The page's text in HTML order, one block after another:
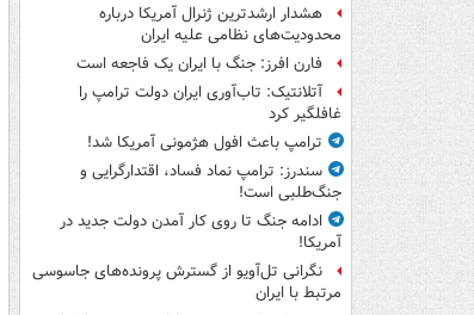
هشدار ارشدترین ژنرال آمریکا درباره
محدودیت‌های نظامی علیه ایران
فارن افرز: جنگ با ایران یک فاجعه است
آتلانتیک: تاب‌آوری ایران دولت ترامپ را
غافلگیر کرد
ترامپ باعث افول هژمونی آمریکا شد!
سندرز: ترامپ نماد فساد، اقتدارگرایی و
جنگ‌طلبی است!
ادامه جنگ تا روی کار آمدن دولت جدید در
آمریکا!
نگرانی تل‌آویو از گسترش پرونده‌های جاسوسی
مرتبط با ایران